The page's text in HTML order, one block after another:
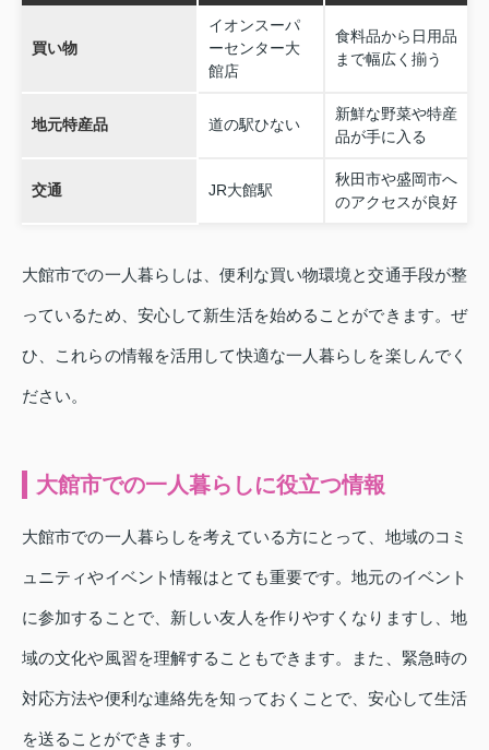
買い物
イオンスーパ
ーセンター大
館店
食料品から日用品
まで幅広く揃う
地元特産品 道の駅ひない
新鮮な野菜や特産
品が手に入る
交通 JR大館駅
秋田市や盛岡市へ
のアクセスが良好
大館市での一人暮らしは、便利な買い物環境と交通手段が整
っているため、安心して新生活を始めることができます。ぜ
ひ、これらの情報を活用して快適な一人暮らしを楽しんでく
ださい。
大館市での一人暮らしに役立つ情報
大館市での一人暮らしを考えている方にとって、地域のコミ
ュニティやイベント情報はとても重要です。地元のイベント
に参加することで、新しい友人を作りやすくなりますし、地
域の文化や風習を理解することもできます。また、緊急時の
対応方法や便利な連絡先を知っておくことで、安心して生活
を送ることができます。